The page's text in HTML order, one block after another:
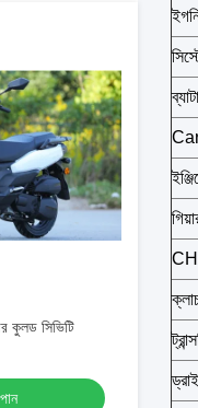
কুলড সিভিটি